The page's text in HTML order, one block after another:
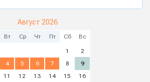
Август 2026
Вт Ср Чт Пт Сб Вс
1
2
4 5 6 7 8
9
11 12 13 14 15
16